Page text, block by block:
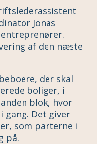
Jonas
af den næste
der skal
boliger, i
blok, hvor
gang. Det giver
som parterne i
på.